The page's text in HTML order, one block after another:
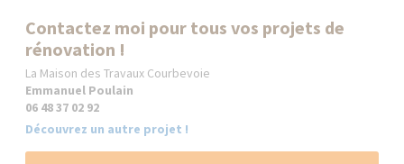
Contactez moi pour tous vos projets de
rénovation !
La Maison des Travaux Courbevoie
Emmanuel Poulain
06 48 37 02 92
Découvrez un autre projet !